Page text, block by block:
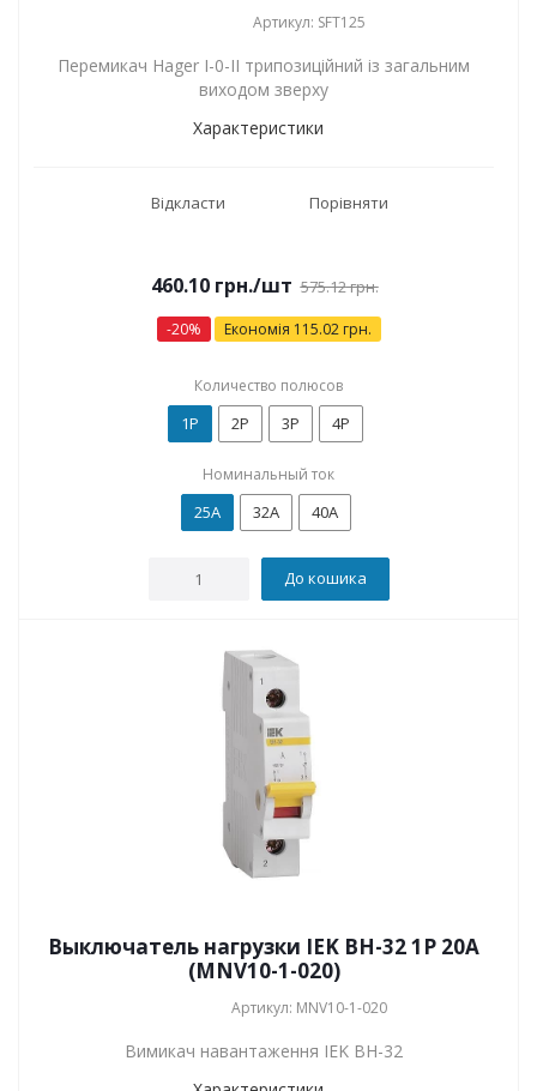
Артикул: SFT125
Перемикач Hager I-0-II трипозиційний із загальним
виходом зверху
Характеристики
Відкласти Порівняти
460.10грн./шт 575.12грн.
-20% Економія 115.02грн.
Количество полюсов
1P 2P 3P 4P
Номинальный ток
25А 32А 40А
До кошика
Выключатель нагрузки IEK ВН-32 1P 20А
(MNV10-1-020)
Артикул: MNV10-1-020
Вимикач навантаження IEK ВН-32